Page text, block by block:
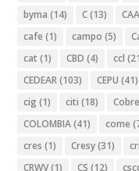
byma (14) C(13)
cafe (1) campo (5)
cat (1) CBD (4) ccl
CEDEAR(103) CEPU (41)
cig (1) citi (18) Cobre
COLOMBIA(41) come
cres (1) Cresy(31)
CRWV(1) CS (12)